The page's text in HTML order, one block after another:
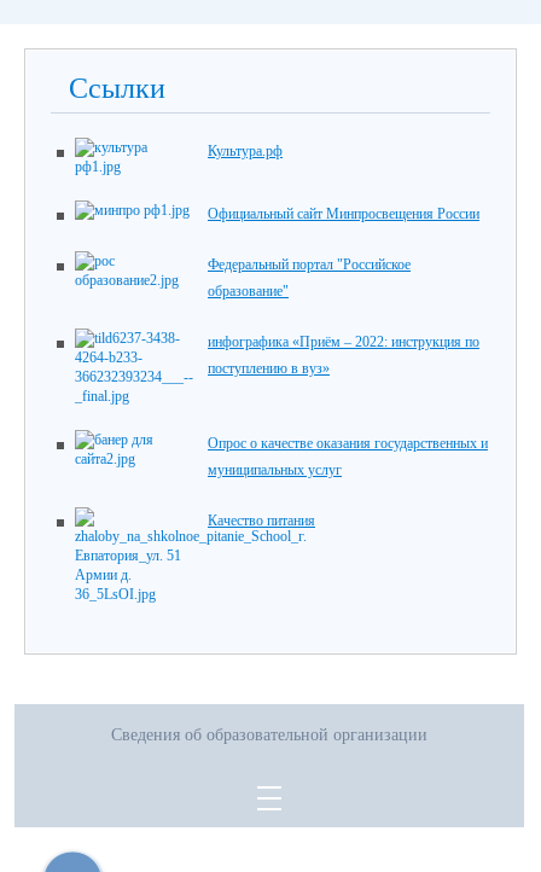
Ссылки
Культура.рф
Официальный сайт Минпросвещения России
Федеральный портал "Российское
образование"
инфографика «Приём – 2022: инструкция по
поступлению в вуз»
Опрос о качестве оказания государственных и
муниципальных услуг
Качество питания
Сведения об образовательной организации